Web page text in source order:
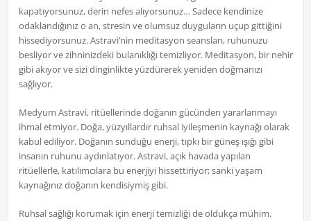
kapatıyorsunuz, derin nefes alıyorsunuz… Sadece kendinize
odaklandığınız o an, stresin ve olumsuz duyguların uçup gittiğini
hissediyorsunuz. Astravi’nin meditasyon seansları, ruhunuzu
besliyor ve zihninizdeki bulanıklığı temizliyor. Meditasyon, bir nehir
gibi akıyor ve sizi dinginlikte yüzdürerek yeniden doğmanızı
sağlıyor.
Medyum Astravi, ritüellerinde doğanın gücünden yararlanmayı
ihmal etmiyor. Doğa, yüzyıllardır ruhsal iyileşmenin kaynağı olarak
kabul ediliyor. Doğanın sunduğu enerji, tıpkı bir güneş ışığı gibi
insanın ruhunu aydınlatıyor. Astravi, açık havada yapılan
ritüellerle, katılımcılara bu enerjiyi hissettiriyor; sanki yaşam
kaynağınız doğanın kendisiymiş gibi.
Ruhsal sağlığı korumak için enerji temizliği de oldukça mühim.